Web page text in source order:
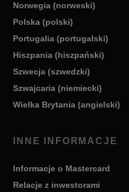
Norwegia (norweski)
Polska (polski)
Portugalia (portugalski)
Hiszpania (hiszpański)
Szwecja (szwedzki)
Szwajcaria (niemiecki)
Wielka Brytania (angielski)
INNE INFORMACJE
Informacje o Mastercard
Relacje z inwestorami